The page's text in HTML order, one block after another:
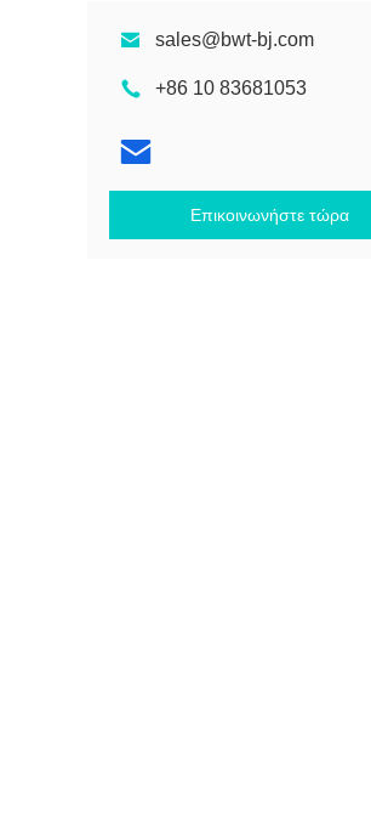
sales@bwt-bj.com
+86 10 83681053
Επικοινωνήστε τώρα